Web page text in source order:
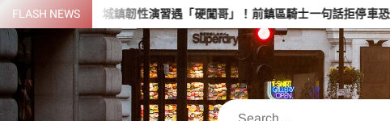
Skip
to
content
FLASH NEWS城鎮韌性演習遇「硬闖哥」！前鎮區騎士一句話拒停車恐重罰
Search